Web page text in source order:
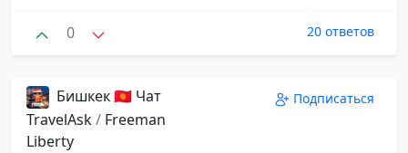
0 20 ответов
Бишкек 🇰🇬 Чат
TravelAsk/ Freeman
Liberty
Подписаться